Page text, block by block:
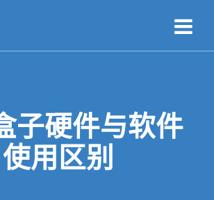
子硬件与软件
使用区别